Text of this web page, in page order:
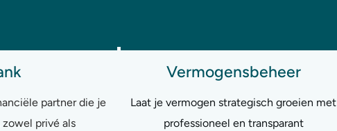
partner die je
privé als
Vermogensbeheer
Laat je vermogen strategisch groeien met
professioneel en transparant